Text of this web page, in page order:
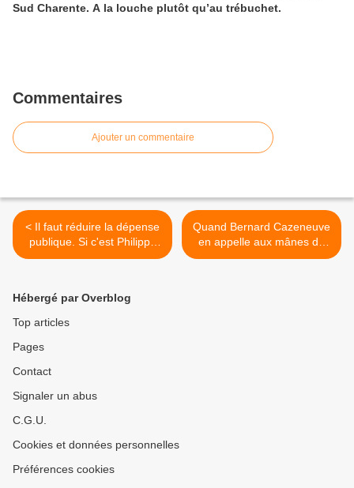
Sud Charente. A la louche plutôt qu’au trébuchet.
Commentaires
Ajouter un commentaire
< Il faut réduire la dépense
publique. Si c'est Philippe
Dessertine qui le dit....
Quand Bernard Cazeneuve
en appelle aux mânes de
François Mitterrand. Ou le
Hébergé par Overblog
Top articles
Pages
Contact
Signaler un abus
C.G.U.
Cookies et données personnelles
Préférences cookies